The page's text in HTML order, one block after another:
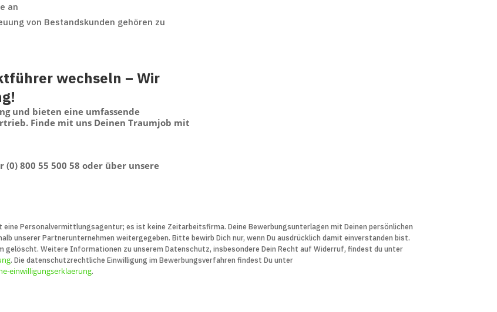
an
von Bestandskunden gehören zu
wechseln – Wir
und bieten eine umfassende
Finde mit uns Deinen Traumjob mit
800 55 500 58 oder über unsere
Personal­vermittlungs­agentur; es ist keine Zeit­arbeits­firma. Deine Bewerbungs­unter­lagen mit Deinen persön­lichen
unserer Partner­unter­nehmen weiter­gegeben. Bitte bewirb Dich nur, wenn Du aus­drücklich damit ein­verstanden bist.
gelöscht. Weitere Infor­ma­tionen zu unserem Daten­schutz, insbe­sondere Dein Recht auf Widerruf, findest du unter
. Die daten­schutz­recht­liche Ein­willigung im Bewerbungs­verfahren findest Du unter
einwilligungserklaerung.